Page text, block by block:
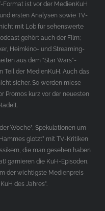
Format ist vor der MedienKuH
ersten Analysen sowie TV-
mit Lob für sehenswerte
gehört auch der Film;
Heimkino- und Streaming-
aus dem “Star Wars”-
Teil der MedienKuH. Auch das
sicher. So werden miese
Promos kurz vor der neuesten
Woche”, Spekulationen um
glotzt” mit TV-Kritiken
die man gesehen haben
garnieren die KuH-Episoden.
der wichtigste Medienpreis
des Jahres”.